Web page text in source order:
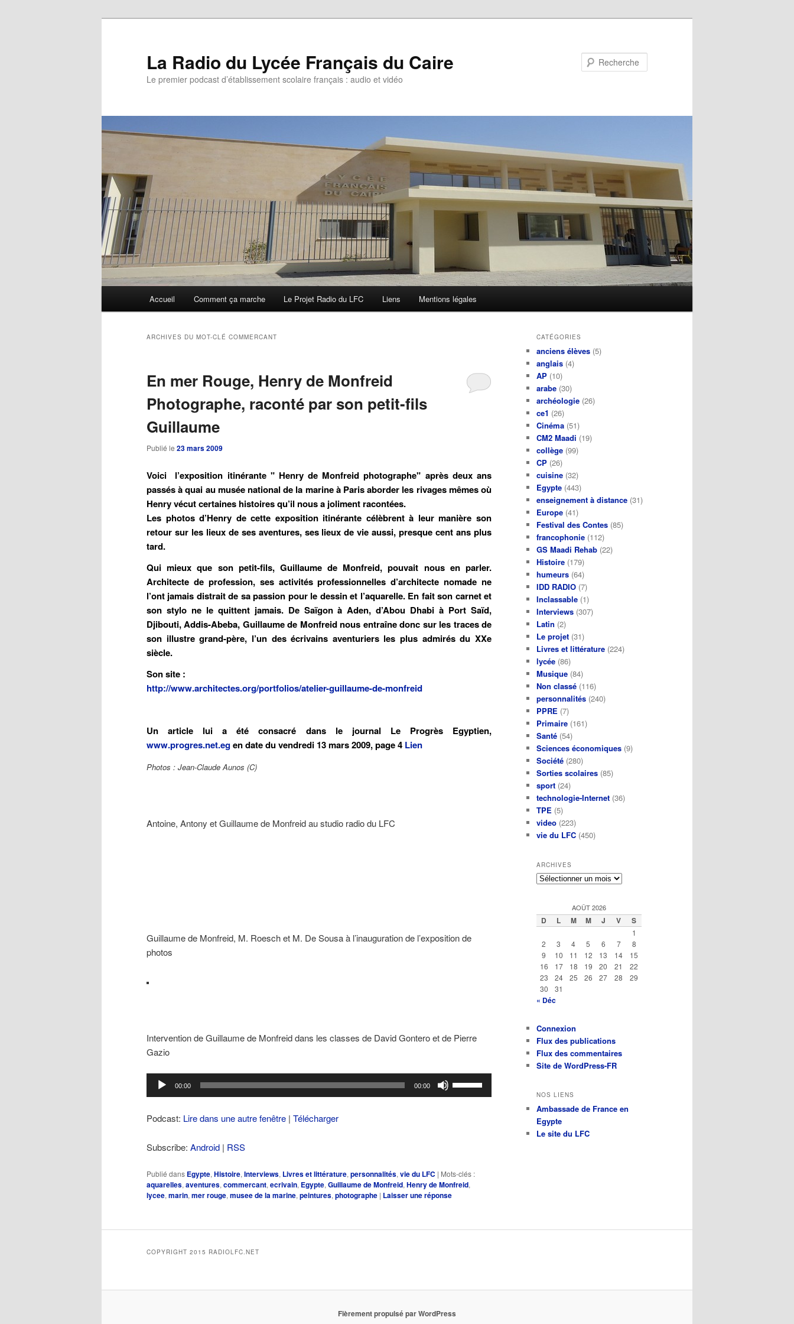
La Radio du Lycée Français du Caire
Le premier podcast d’établissement scolaire français : audio et vidéo
Aller
principal
Aller
secondaire
Accueil Comment ça marche Le Projet Radio du LFC Liens Mentions légales
ARCHIVES DU MOT-CLÉ COMMERCANT
En mer Rouge, Henry de Monfreid
Photographe, raconté par son petit-fils
Guillaume
Publié le 23 mars 2009
Voici l’exposition itinérante " Henry de Monfreid photographe" après deux ans
passés à quai au musée national de la marine à Paris aborder les rivages mêmes où
Henry vécut certaines histoires qu’il nous a joliment racontées.
Les photos d’Henry de cette exposition itinérante célèbrent à leur manière son
retour sur les lieux de ses aventures, ses lieux de vie aussi, presque cent ans plus
tard.
Qui mieux que son petit-fils, Guillaume de Monfreid, pouvait nous en parler.
Architecte de profession, ses activités professionnelles d’architecte nomade ne
l’ont jamais distrait de sa passion pour le dessin et l’aquarelle. En fait son carnet et
son stylo ne le quittent jamais. De Saïgon à Aden, d’Abou Dhabi à Port Saïd,
Djibouti, Addis-Abeba, Guillaume de Monfreid nous entraîne donc sur les traces de
son illustre grand-père, l’un des écrivains aventuriers les plus admirés du XXe
siècle.
Son site :
http://www.architectes.org/portfolios/atelier-guillaume-de-monfreid
Un article lui a été consacré dans le journal Le Progrès Egyptien,
www.progres.net.egen date du vendredi 13 mars 2009, page 4 Lien
Photos : Jean-Claude Aunos (C)
Antoine, Antony et Guillaume de Monfreid au studio radio du LFC
Guillaume de Monfreid, M. Roesch et M. De Sousa à l’inauguration de l’exposition de
photos
Intervention de Guillaume de Monfreid dans les classes de David Gontero et de Pierre
Gazio
Lecteur
audio
00:00 00:00
diminuer
Podcast: Lire dans une autre fenêtre | Télécharger
Subscribe: Android | RSS
Publié dans Egypte, Histoire, Interviews, Livres et littérature, personnalités, vie du LFC | Mots-clés :
aquarelles, aventures, commercant, ecrivain, Egypte, Guillaume de Monfreid, Henry de Monfreid,
lycee, marin, mer rouge, musee de la marine, peintures, photographe | Laisser une réponse
CATÉGORIES
anciens élèves (5)
anglais (4)
AP (10)
arabe (30)
archéologie (26)
ce1 (26)
Cinéma (51)
CM2 Maadi (19)
collège (99)
CP (26)
cuisine (32)
Egypte (443)
enseignement à distance (31)
Europe (41)
Festival des Contes (85)
francophonie (112)
GS Maadi Rehab (22)
Histoire (179)
humeurs (64)
IDD RADIO (7)
Inclassable (1)
Interviews (307)
Latin (2)
Le projet (31)
Livres et littérature (224)
lycée (86)
Musique (84)
Non classé (116)
personnalités (240)
PPRE (7)
Primaire (161)
Santé (54)
Sciences économiques (9)
Société (280)
Sorties scolaires (85)
sport (24)
technologie-Internet (36)
TPE (5)
video (223)
vie du LFC (450)
ARCHIVES
Archives
AOÛT 2026
D L M M J V S
1
2
3 4 5 6 7
8
9
10 11 12 13 14
15
16
17 18 19 20 21
22
23
24 25 26 27 28
29
30
31
« Déc
Connexion
Flux des publications
Flux des commentaires
Site de WordPress-FR
NOS LIENS
Ambassade de France en
Egypte
Le site du LFC
COPYRIGHT 2015 RADIOLFC.NET
Fièrement propulsé par WordPress